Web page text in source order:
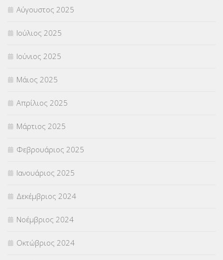
Χωρίς κατηγορία
Αύγουστος 2025
Ιούλιος 2025
Ιούνιος 2025
Μάιος 2025
Απρίλιος 2025
Μάρτιος 2025
Φεβρουάριος 2025
Ιανουάριος 2025
Δεκέμβριος 2024
Νοέμβριος 2024
Οκτώβριος 2024